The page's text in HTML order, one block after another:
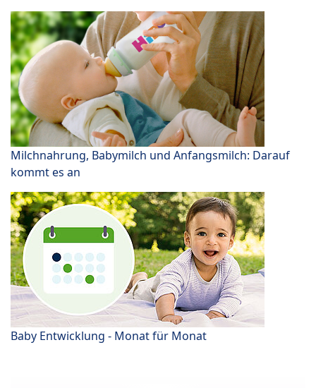
Milchnahrung, Babymilch und Anfangsmilch: Darauf
kommt es an
Baby Entwicklung - Monat für Monat